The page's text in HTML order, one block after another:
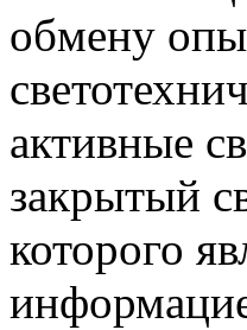
обмену
активные
закрытый
которого